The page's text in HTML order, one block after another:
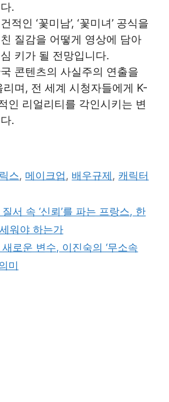
.
적인 ‘꽃미남’, ‘꽃미녀’ 공식을
질감을 어떻게 영상에 담아
키가 될 전망입니다.
콘텐츠의 사실주의 연출을
며, 전 세계 시청자들에게 K-
인 리얼리티를 각인시키는 변
.
스, 메이크업, 배우규제 , 캐릭터
서 속 ‘신뢰’를 파는 프랑스, 한
워야 하는가
로운 변수, 이진숙의 ‘무소속
미